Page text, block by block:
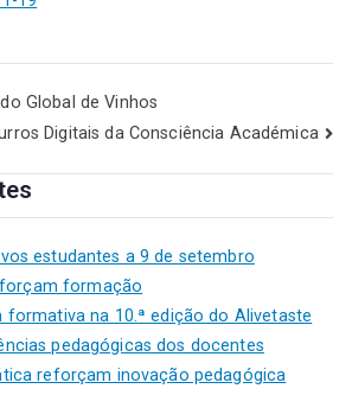
Global de Vinhos
Digitais da Consciência Académica
estudantes a 9 de setembro
formação
na 10.ª edição do Alivetaste
pedagógicas dos docentes
reforçam inovação pedagógica